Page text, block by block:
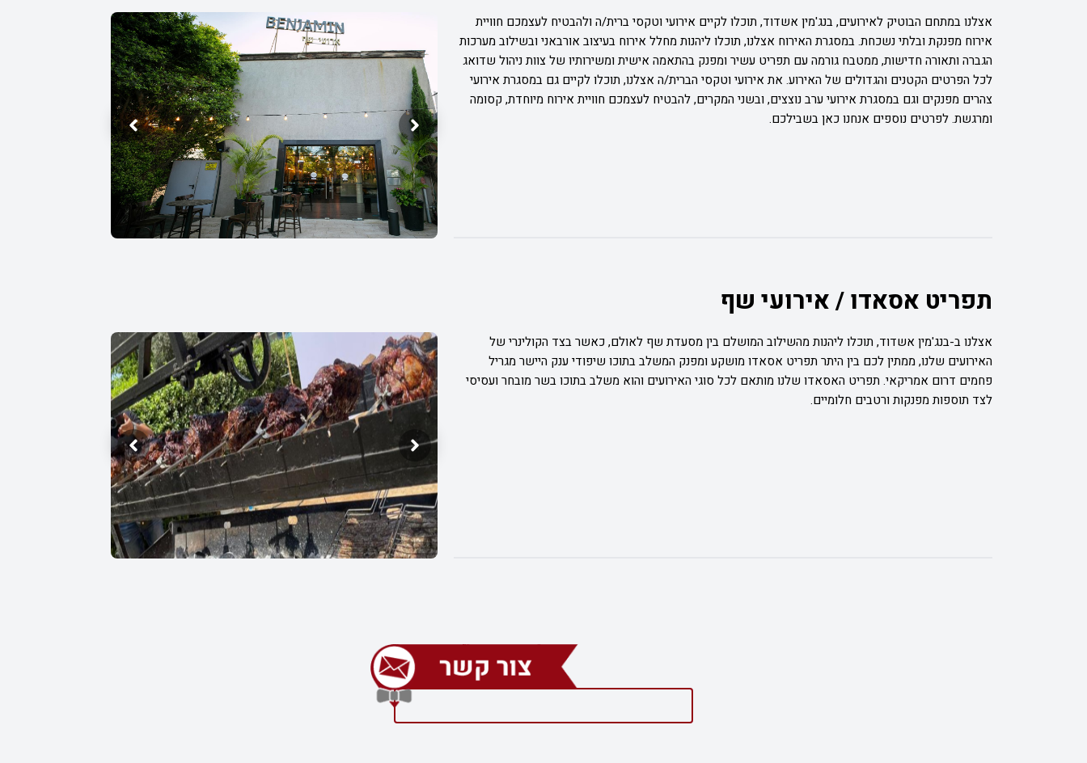
אצלנו במתחם הבוטיק לאירועים, בנג'מין אשדוד, תוכלו לקיים אירועי וטקסי ברית/ה ולהבטיח לעצמכם חוויית
אירוח מפנקת ובלתי נשכחת. במסגרת האירוח אצלנו, תוכלו ליהנות מחלל אירוח בעיצוב אורבאני ובשילוב מערכות
הגברה ותאורה חדישות, ממטבח גורמה עם תפריט עשיר ומפנק בהתאמה אישית ומשירותיו של צוות ניהול שדואג
לכל הפרטים הקטנים והגדולים של האירוע. את אירועי וטקסי הברית/ה אצלנו, תוכלו לקיים גם במסגרת אירועי
צהרים מפנקים וגם במסגרת אירועי ערב נוצצים, ובשני המקרים, להבטיח לעצמכם חוויית אירוח מיוחדת, קסומה
ומרגשת. לפרטים נוספים אנחנו כאן בשבילכם.
תפריט אסאדו / אירועי שף
אצלנו ב-בנג'מין אשדוד, תוכלו ליהנות מהשילוב המושלם בין מסעדת שף לאולם, כאשר בצד הקולינרי של
האירועים שלנו, ממתין לכם בין היתר תפריט אסאדו מושקע ומפנק המשלב בתוכו שיפודי ענק היישר מגריל
פחמים דרום אמריקאי. תפריט האסאדו שלנו מותאם לכל סוגי האירועים והוא משלב בתוכו בשר מובחר ועסיסי
לצד תוספות מפנקות ורטבים חלומיים.